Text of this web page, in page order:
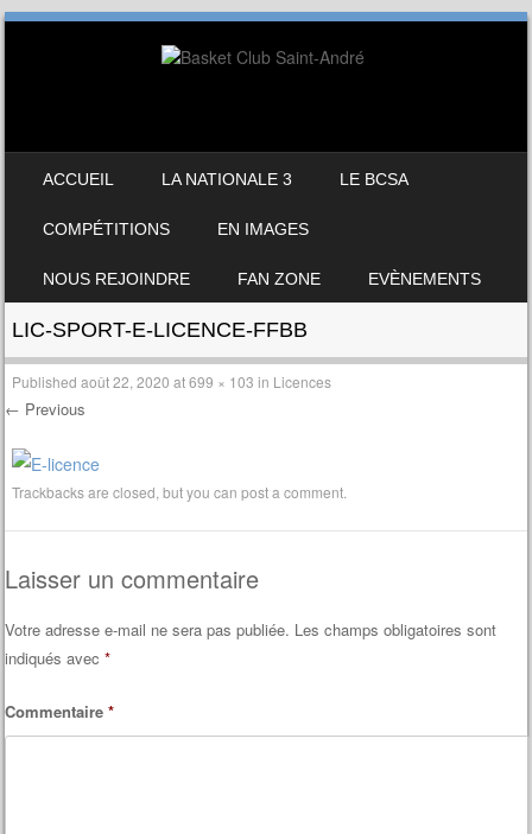
MENU
ACCUEIL LA NATIONALE 3 LE BCSA
COMPÉTITIONS EN IMAGES
NOUS REJOINDRE FAN ZONE EVÈNEMENTS
LIC-SPORT-E-LICENCE-FFBB
Publishedaoût 22, 2020 at699 × 103 in Licences
← Previous
Trackbacks are closed, but you canpost a comment
Laisser un commentaire
Votre adresse e-mail ne sera pas publiée. Les champs obligatoires sont
indiqués avec*
Commentaire*